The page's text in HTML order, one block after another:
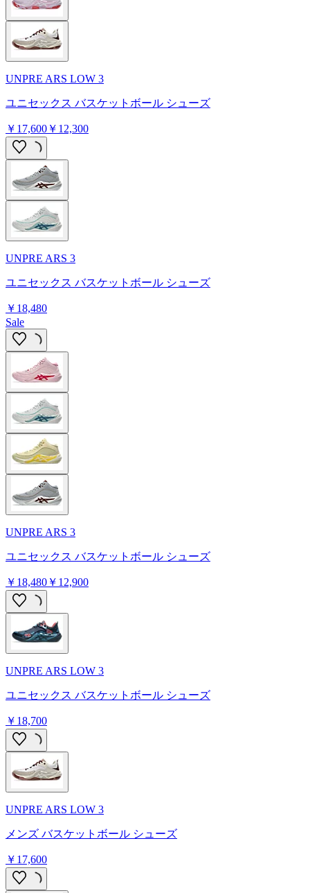
UNPRE ARS LOW 3
ユニセックス バスケットボール シューズ
￥17,600 ￥12,300
UNPRE ARS 3
ユニセックス バスケットボール シューズ
￥18,480
Sale
UNPRE ARS 3
ユニセックス バスケットボール シューズ
￥18,480 ￥12,900
UNPRE ARS LOW 3
ユニセックス バスケットボール シューズ
￥18,700
UNPRE ARS LOW 3
メンズ バスケットボール シューズ
￥17,600